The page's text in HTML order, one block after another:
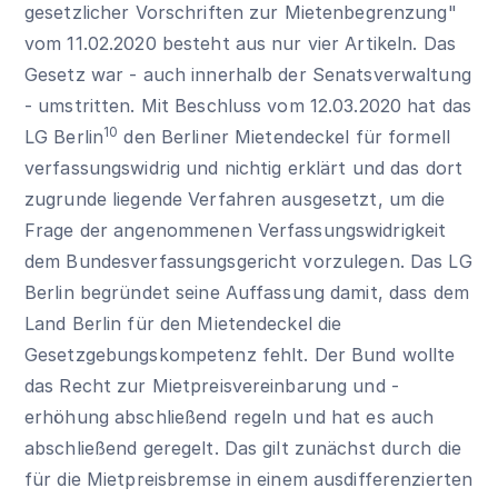
gesetzlicher Vorschriften zur Mietenbegrenzung"
vom 11.02.2020 besteht aus nur vier Artikeln. Das
Gesetz war - auch innerhalb der Senatsverwaltung
- umstritten. Mit Beschluss vom 12.03.2020 hat das
LG Berlin10 den Berliner Mietendeckel für formell
verfassungswidrig und nichtig erklärt und das dort
zugrunde liegende Verfahren ausgesetzt, um die
Frage der angenommenen Verfassungswidrigkeit
dem Bundesverfassungsgericht vorzulegen. Das LG
Berlin begründet seine Auffassung damit, dass dem
Land Berlin für den Mietendeckel die
Gesetzgebungskompetenz fehlt. Der Bund wollte
das Recht zur Mietpreisvereinbarung und -
erhöhung abschließend regeln und hat es auch
abschließend geregelt. Das gilt zunächst durch die
für die Mietpreisbremse in einem ausdifferenzierten